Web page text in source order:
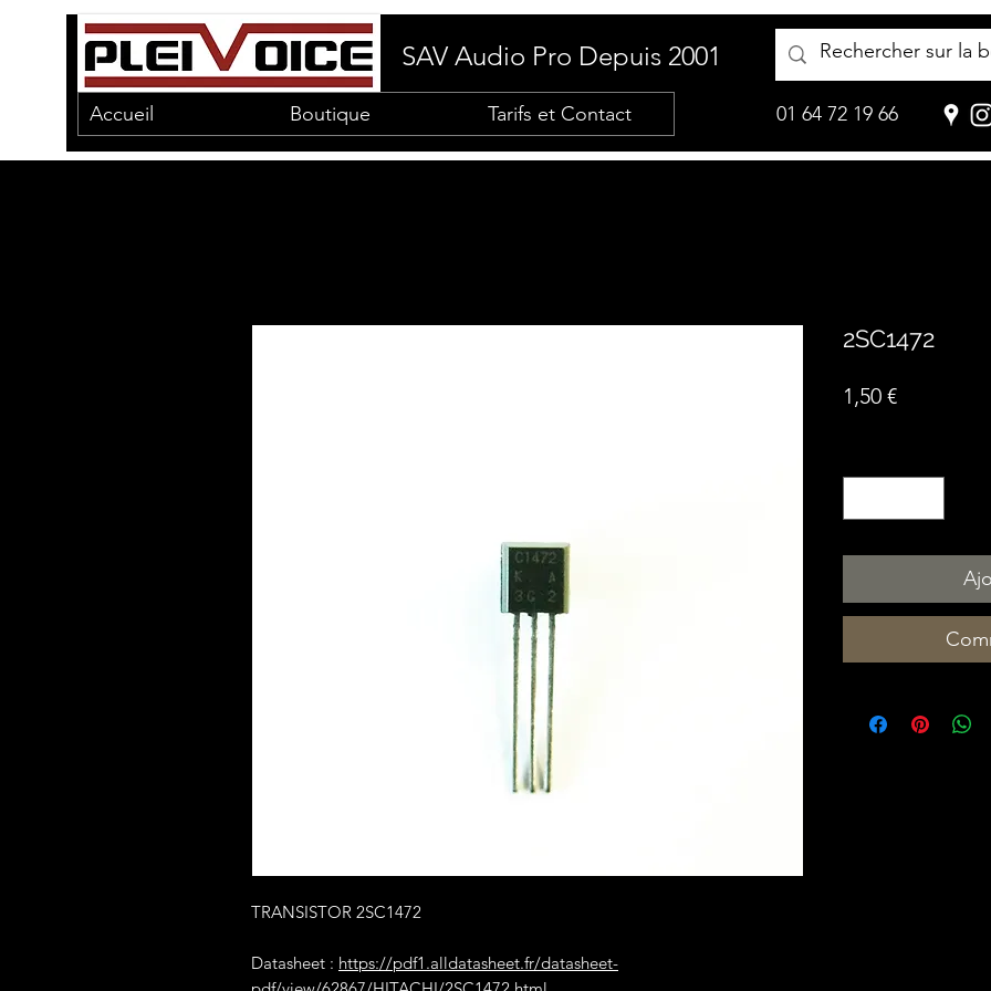
SAV Audio Pro Depuis 2001
Accueil Boutique Tarifs et Contact 01 64 72 19 66
TRANSISTOR 2SC1472
Datasheet : https://pdf1.alldatasheet.fr/datasheet-
2SC1472
1,50 €Prix